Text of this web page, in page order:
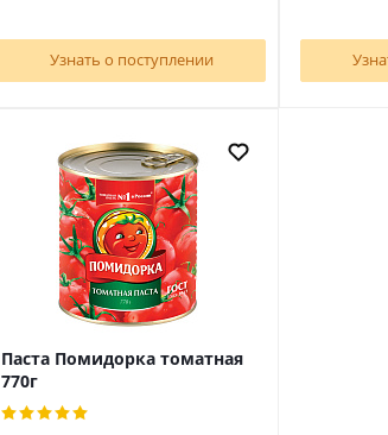
Узнать о поступлении
Паста Помидорка томатная
770г